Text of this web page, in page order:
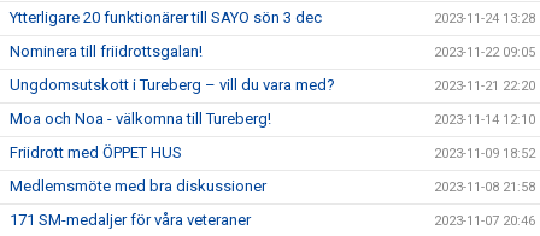
Ytterligare 20 funktionärer till SAYO sön 3 dec 2023-11-24 13:28
Nominera till friidrottsgalan! 2023-11-22 09:05
Ungdomsutskott i Tureberg – vill du vara med? 2023-11-21 22:20
Moa och Noa - välkomna till Tureberg! 2023-11-14 12:10
Friidrott med ÖPPET HUS 2023-11-09 18:52
Medlemsmöte med bra diskussioner 2023-11-08 21:58
171 SM-medaljer för våra veteraner 2023-11-07 20:46